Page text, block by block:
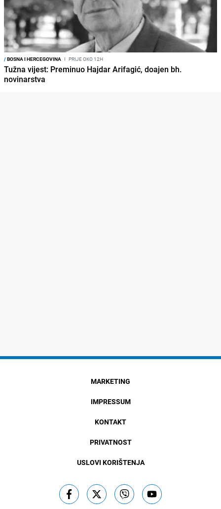
/BOSNA I HERCEGOVINA I PRIJE OKO 12H
Tužna vijest: Preminuo Hajdar Arifagić, doajen bh.
novinarstva
MARKETING
IMPRESSUM
KONTAKT
PRIVATNOST
USLOVI KORIŠTENJA